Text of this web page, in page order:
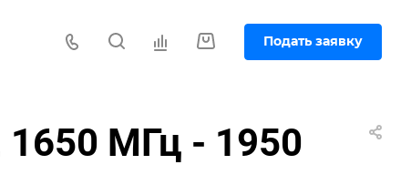
Подать заявку
1650 МГц - 1950